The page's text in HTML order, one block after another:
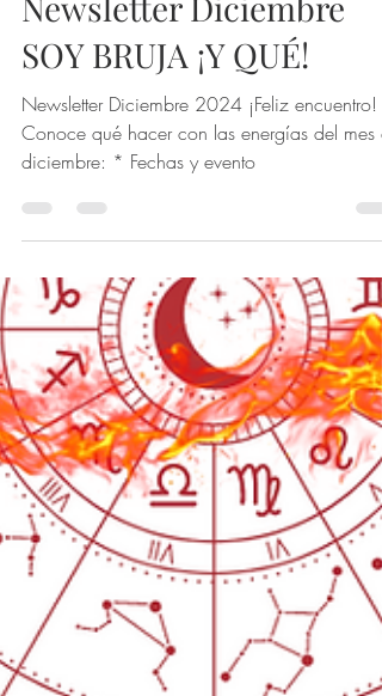
Samak Alquimist
2 dic 2024
Newsletter Diciembre
SOY BRUJA ¡Y QUÉ!
Newsletter Diciembre 2024 ¡Feliz encuentro!
Conoce qué hacer con las energías del mes
diciembre: * Fechas y evento